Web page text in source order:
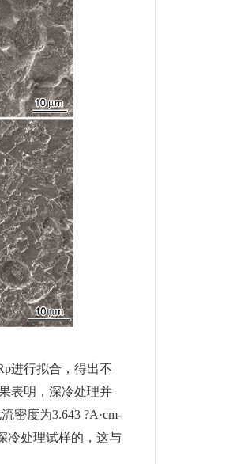
进行拟合，得出不
表明，深冷处理并
密度为3.643 ?A·cm-
冷处理试样的，这与